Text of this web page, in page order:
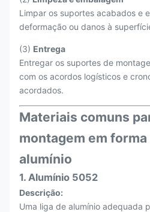
Limpar os suportes acabados e
deformação ou danos à
(3) Entrega
Entregar os suportes de
com os acordos logísticos e
acordados.
Materiais comuns
montagem em forma
alumínio
1. Alumínio 5052
Descrição:
Uma liga de alumínio adequada